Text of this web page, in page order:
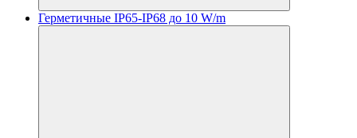
Герметичные IP65-IP68 до 10 W/m